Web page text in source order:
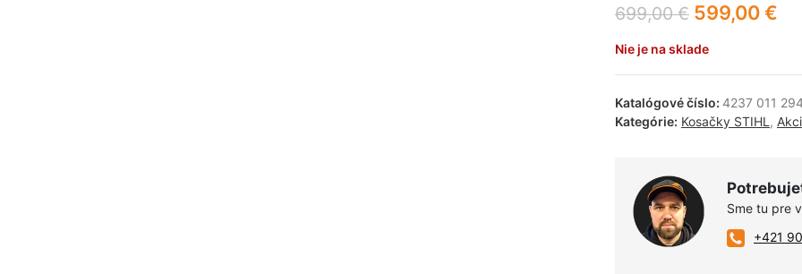
699,00€ 599,00€
Nie je na sklade
Katalógové číslo: 4237 011
Kategórie: Kosačky STIHL ,
Sme tu pre
+421